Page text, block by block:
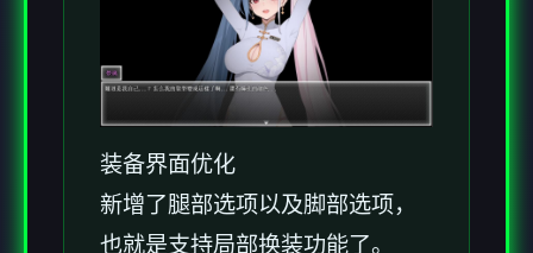
装备界面优化
新增了腿部选项以及脚部选项，
也就是支持局部换装功能了。